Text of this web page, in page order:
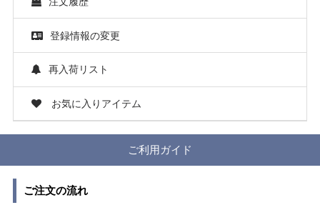
登録情報の変更
再入荷リスト
お気に入りアイテム
ご利用ガイド
ご注文の流れ